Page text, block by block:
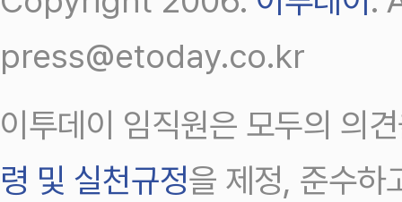
press@etoday.co.kr
이투데이 임직원은 모두의 의
령 및 실천규정을 제정, 준수하